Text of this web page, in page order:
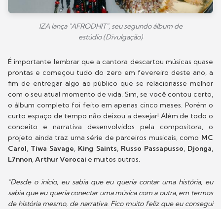
IZA lança "AFRODHIT", seu segundo álbum de
estúdio (Divulgação)
É importante lembrar que a cantora descartou músicas quase
prontas e começou tudo do zero em fevereiro deste ano, a
fim de entregar algo ao público que se relacionasse melhor
com o seu atual momento de vida. Sim, se você contou certo,
o álbum completo foi feito em apenas cinco meses. Porém o
curto espaço de tempo não deixou a desejar! Além de todo o
conceito e narrativa desenvolvidos pela compositora, o
projeto ainda traz uma série de parceiros musicais, como MC
Carol, Tiwa Savage, King Saints, Russo Passapusso, Djonga,
L7nnon,Arthur Verocai e muitos outros.
"Desde o início, eu sabia que eu queria contar uma história, eu
sabia que eu queria conectar uma música com a outra, em termos
de história mesmo, de narrativa. Fico muito feliz que eu consegui